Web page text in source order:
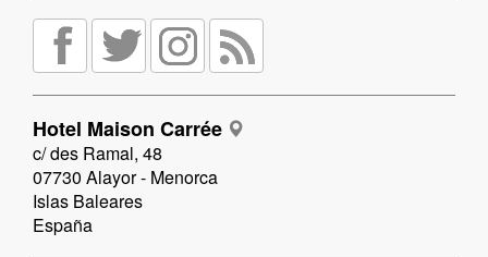
Hotel Maison Carrée
c/ des Ramal, 48
07730 Alayor - Menorca
Islas Baleares
España